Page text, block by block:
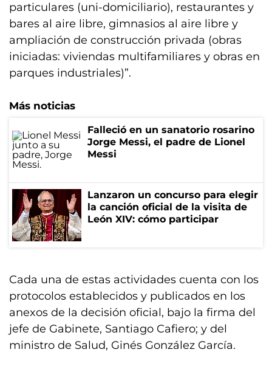
particulares (uni-domiciliario), restaurantes y
bares al aire libre, gimnasios al aire libre y
ampliación de construcción privada (obras
iniciadas: viviendas multifamiliares y obras en
parques industriales)”.
Más noticias
Falleció en un sanatorio rosarino
Jorge Messi, el padre de Lionel
Messi
Lanzaron un concurso para elegir
la canción oficial de la visita de
León XIV: cómo participar
Cada una de estas actividades cuenta con los
protocolos establecidos y publicados en los
anexos de la decisión oficial, bajo la firma del
jefe de Gabinete, Santiago Cafiero; y del
ministro de Salud, Ginés González García.